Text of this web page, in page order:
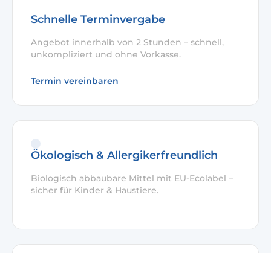
Schnelle Terminvergabe
Angebot innerhalb von 2 Stunden – schnell,
unkompliziert und ohne Vorkasse.
Termin vereinbaren
Ökologisch & Allergikerfreundlich
Biologisch abbaubare Mittel mit EU-Ecolabel –
sicher für Kinder & Haustiere.